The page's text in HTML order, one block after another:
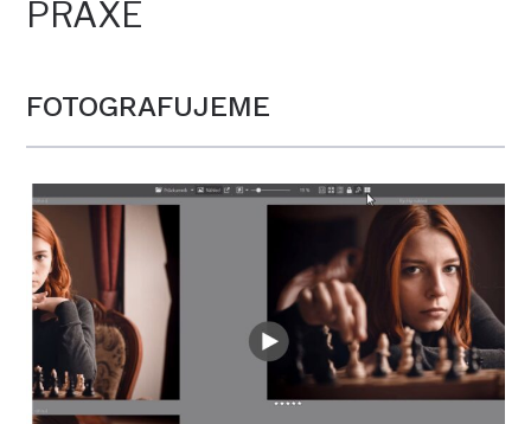
PRAXE
FOTOGRAFUJEME